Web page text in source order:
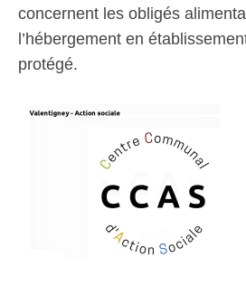
concernent les obligés
l’hébergement en
protégé.